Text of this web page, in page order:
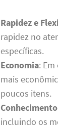
Rapidez e
rapidez no
específicas.
Economia:
mais
poucos itens.
incluindo os